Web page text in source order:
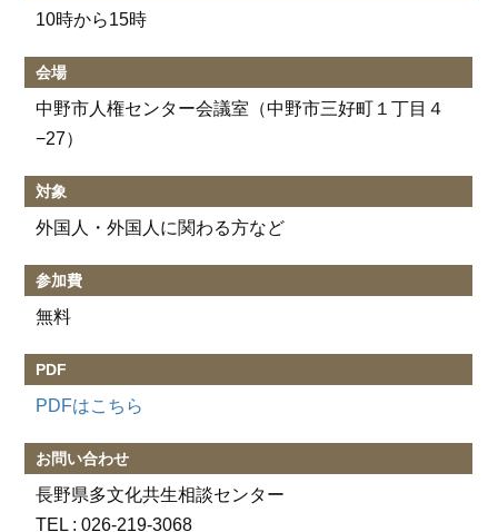
10時から15時
会場
中野市人権センター会議室（中野市三好町１丁目４
−27）
対象
外国人・外国人に関わる方など
参加費
無料
PDF
PDFはこちら
お問い合わせ
長野県多文化共生相談センター
TEL :026-219-3068